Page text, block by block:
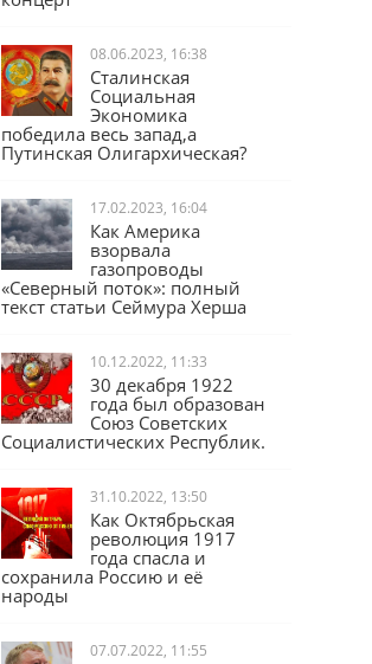
концерт
08.06.2023, 16:38
Сталинская
Социальная
Экономика
Путинская Олигархическая?
17.02.2023, 16:04
Как Америка
взорвала
газопроводы
текст статьи Сеймура Херша
10.12.2022, 11:33
30 декабря 1922
года был образован
Социалистических Республик.
31.10.2022, 13:50
Как Октябрьская
революция 1917
народы